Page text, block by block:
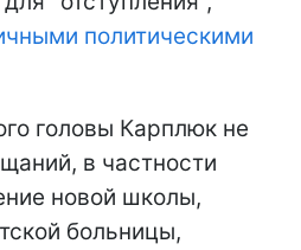
политическими
головы Карплюк не
в частности
новой школы,
больницы,